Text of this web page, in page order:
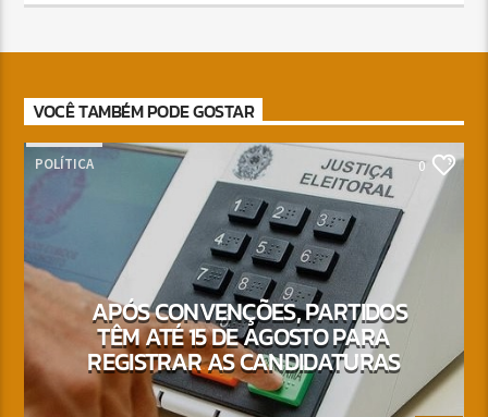
VOCÊ TAMBÉM PODE GOSTAR
POLÍTICA 0
APÓS CONVENÇÕES, PARTIDOS
TÊM ATÉ 15 DE AGOSTO PARA
REGISTRAR AS CANDIDATURAS